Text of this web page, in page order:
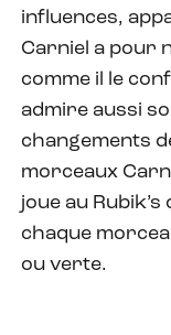
influences,
Carniel a pour
comme il le
admire aussi
changements
morceaux
joue au
chaque
ou verte.